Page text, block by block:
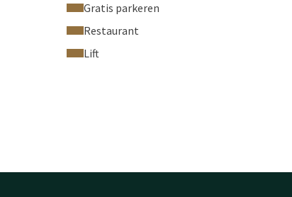
Gratis parkeren
Restaurant
Lift